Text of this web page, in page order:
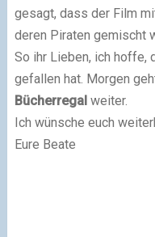
gesagt, dass der Film
deren Piraten gemischt
So ihr Lieben, ich hoffe,
gefallen hat. Morgen
Bücherregalweiter.
Ich wünsche euch
Eure Beate